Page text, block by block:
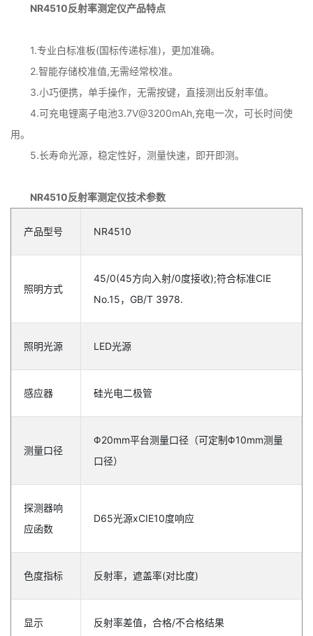
NR4510反射率测定仪产品特点
1.专业白标准板(国标传递标准)，更加准确。
2.智能存储校准值,无需经常校准。
3.小巧便携，单手操作，无需按键，直接测出反射率值。
4.可充电锂离子电池3.7V@3200mAh,充电一次，可长时间使
用。
5.长寿命光源，稳定性好，测量快速，即开即测。
NR4510反射率测定仪技术参数
产品型号 NR4510
照明方式
45/0(45方向入射/0度接收);符合标准CIE
No.15，GB/T 3978.
照明光源 LED光源
感应器 硅光电二极管
测量口径
Φ20mm平台测量口径（可定制Φ10mm测量
口径）
探测器响
应函数
D65光源xCIE10度响应
色度指标 反射率，遮盖率(对比度)
显示 反射率差值，合格/不合格结果